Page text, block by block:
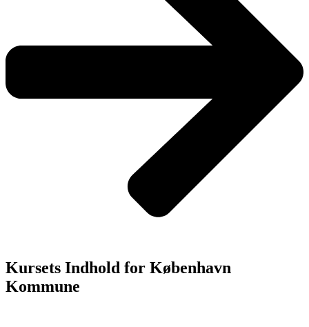
Kursets Indhold for København
Kommune